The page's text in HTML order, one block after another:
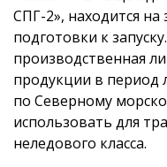
СПГ-2», находится
подготовки к
производственная
продукции в период
по Северному
использовать для
неледового класса.